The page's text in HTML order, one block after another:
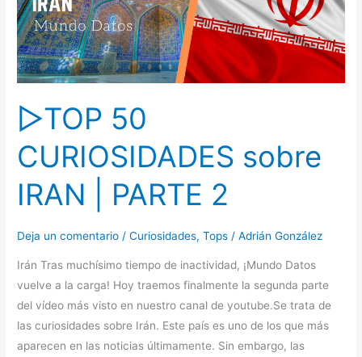
▷TOP 50
CURIOSIDADES sobre
IRAN | PARTE 2
Deja un comentario /Curiosidades,Tops /Adrián González
Irán Tras muchísimo tiempo de inactividad, ¡Mundo Datos
vuelve a la carga! Hoy traemos finalmente la segunda parte
del vídeo más visto en nuestro canal de youtube.Se trata de
las curiosidades sobre Irán. Este país es uno de los que más
aparecen en las noticias últimamente. Sin embargo, las
|
PARTE
2